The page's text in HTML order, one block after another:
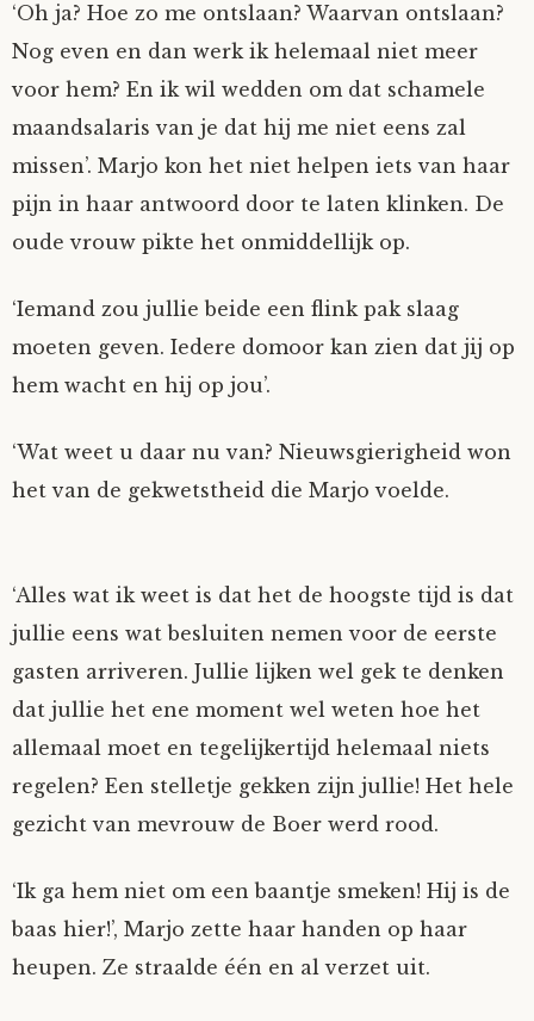
‘Oh ja? Hoe zo me ontslaan? Waarvan ontslaan?
Nog even en dan werk ik helemaal niet meer
voor hem? En ik wil wedden om dat schamele
maandsalaris van je dat hij me niet eens zal
missen’. Marjo kon het niet helpen iets van haar
pijn in haar antwoord door te laten klinken. De
oude vrouw pikte het onmiddellijk op.
‘Iemand zou jullie beide een flink pak slaag
moeten geven. Iedere domoor kan zien dat jij op
hem wacht en hij op jou’.
‘Wat weet u daar nu van? Nieuwsgierigheid won
het van de gekwetstheid die Marjo voelde.
‘Alles wat ik weet is dat het de hoogste tijd is dat
jullie eens wat besluiten nemen voor de eerste
gasten arriveren. Jullie lijken wel gek te denken
dat jullie het ene moment wel weten hoe het
allemaal moet en tegelijkertijd helemaal niets
regelen? Een stelletje gekken zijn jullie! Het hele
gezicht van mevrouw de Boer werd rood.
‘Ik ga hem niet om een baantje smeken! Hij is de
baas hier!’, Marjo zette haar handen op haar
heupen. Ze straalde één en al verzet uit.